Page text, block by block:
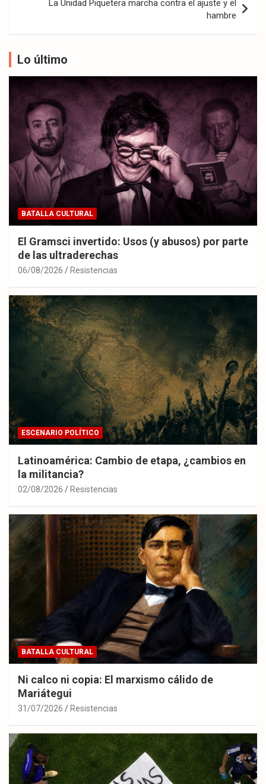
La Unidad Piquetera marcha contra el ajuste y el
hambre
Lo último
BATALLA CULTURAL
El Gramsci invertido: Usos (y abusos) por parte
de las ultraderechas
06/08/2026 Resistencias
ESCENARIO POLÍTICO
Latinoamérica: Cambio de etapa, ¿cambios en
la militancia?
02/08/2026 Resistencias
BATALLA CULTURAL
Ni calco ni copia: El marxismo cálido de
Mariátegui
31/07/2026 Resistencias